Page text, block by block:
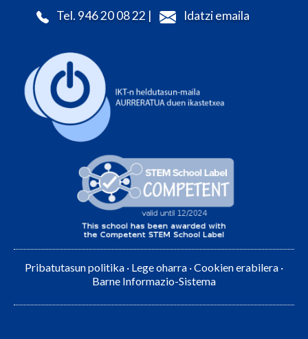
Tel. 946 20 08 22 | Idatzi emaila
Pribatutasun politika · Lege oharra ·Cookien erabilera ·
Barne Informazio-Sistema